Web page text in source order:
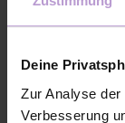
Deine
Zur Analyse
Verbesserung